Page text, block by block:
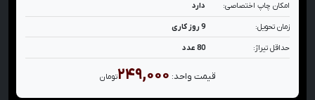
امکان چاپ اختصاصی: دارد
زمان تحویل: 9 روز کاری
حداقل تیراژ: 80 عدد
قیمت واحد: ۲۴۹,۰۰۰تومان